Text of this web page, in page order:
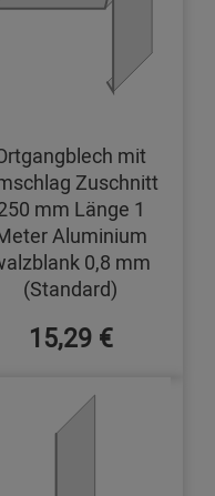
mit
Zuschnitt
mm Länge 1
Aluminium
0,8 mm
(Standard)
15,29 €